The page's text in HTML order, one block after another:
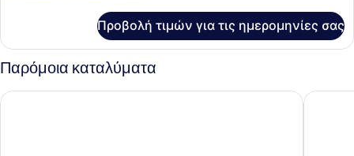
Σουίτα
Προβολή τιμών για τις ημερομηνίες σας
Παρόμοια καταλύματα
Tsarsko selo Hotel & SPA